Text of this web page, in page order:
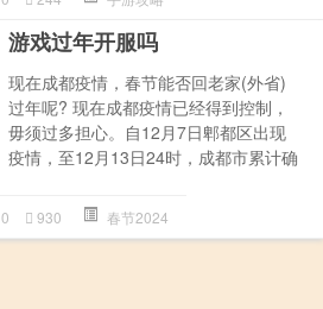
游戏过年开服吗
现在成都疫情，春节能否回老家(外省)
过年呢? 现在成都疫情已经得到控制，
毋须过多担心。自12月7日郫都区出现
疫情，至12月13日24时，成都市累计确
0 930 春节2024